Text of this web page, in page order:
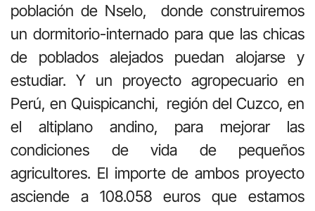
población de Nselo, donde construiremos
un dormitorio-internado para que las chicas
de poblados alejados puedan alojarse y
estudiar. Y un proyecto agropecuario en
Perú, en Quispicanchi, región del Cuzco, en
el altiplano andino, para mejorar las
condiciones de vida de pequeños
agricultores. El importe de ambos proyecto
asciende a 108.058 euros que estamos